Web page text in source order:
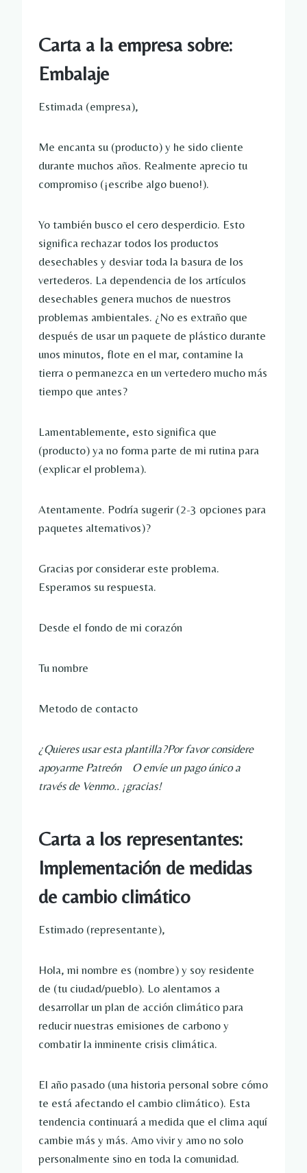
Carta a la empresa sobre: ​​
Embalaje
Estimada (empresa),
Me encanta su (producto) y he sido cliente
durante muchos años. Realmente aprecio tu
compromiso (¡escribe algo bueno!).
Yo también busco el cero desperdicio. Esto
significa rechazar todos los productos
desechables y desviar toda la basura de los
vertederos. La dependencia de los artículos
desechables genera muchos de nuestros
problemas ambientales. ¿No es extraño que
después de usar un paquete de plástico durante
unos minutos, flote en el mar, contamine la
tierra o permanezca en un vertedero mucho más
tiempo que antes?
Lamentablemente, esto significa que
(producto) ya no forma parte de mi rutina para
(explicar el problema).
Atentamente. Podría sugerir (2-3 opciones para
paquetes alternativos)?
Gracias por considerar este problema.
Esperamos su respuesta.
Desde el fondo de mi corazón
Tu nombre
Metodo de contacto
¿Quieres usar esta plantilla?Por favor considere
apoyarme Patreón
    O envíe un pago único a
través de Venmo.. ¡gracias!
Carta a los representantes:
Implementación de medidas
de cambio climático
Estimado (representante),
Hola, mi nombre es (nombre) y soy residente
de (tu ciudad/pueblo). Lo alentamos a
desarrollar un plan de acción climático para
reducir nuestras emisiones de carbono y
combatir la inminente crisis climática.
El año pasado (una historia personal sobre cómo
te está afectando el cambio climático). Esta
tendencia continuará a medida que el clima aquí
cambie más y más. Amo vivir y amo no solo
personalmente sino en toda la comunidad.